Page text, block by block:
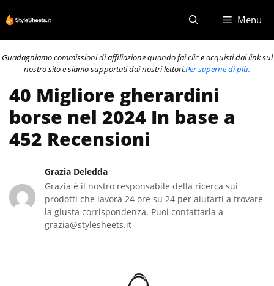
al
contenuto
Menu
Guadagniamo commissioni di affiliazione quando fai clic e acquisti dai link sul
nostro sito e siamo supportati dai nostri lettori.Per saperne di più.
40 Migliore gherardini
borse nel 2024 In base a
452 Recensioni
Grazia Deledda
Grazia è il nostro responsabile della ricerca sui
prodotti che lavora 24 ore su 24 per aiutarti a trovare
la giusta corrispondenza. Puoi contattarla a
grazia@stylesheets.it